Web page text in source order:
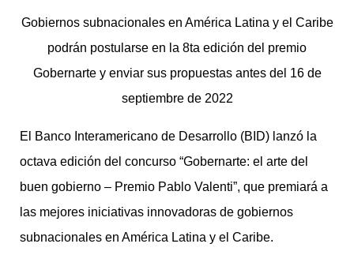
Gobiernos subnacionales en América Latina y el Caribe
podrán postularse en la 8ta edición del premio
Gobernarte y enviar sus propuestas antes del 16 de
septiembre de 2022
El Banco Interamericano de Desarrollo (BID) lanzó la
octava edición del concurso “Gobernarte: el arte del
buen gobierno – Premio Pablo Valenti”, que premiará a
las mejores iniciativas innovadoras de gobiernos
subnacionales en América Latina y el Caribe.